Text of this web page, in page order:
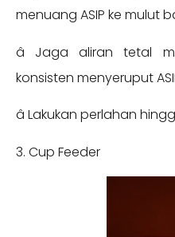
menuang ASIP ke mulut
â­ Jaga aliran tetal
konsisten menyeruput
â­ Lakukan perlahan
3. Cup Feeder